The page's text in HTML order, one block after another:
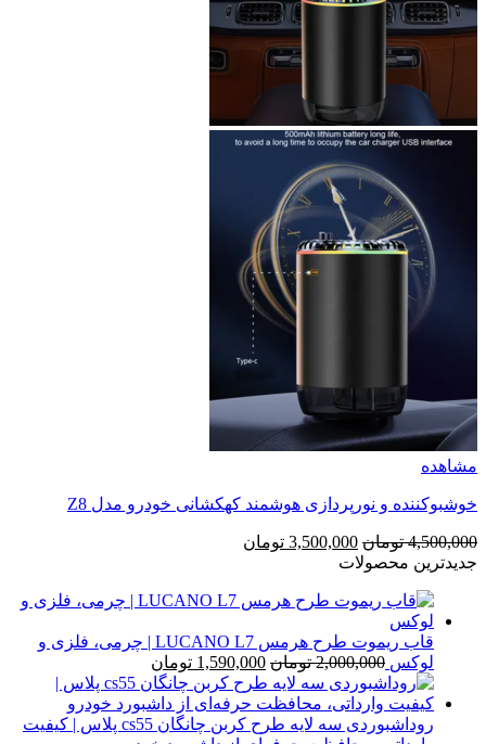
مشاهده
خوشبوکننده و نورپردازی هوشمند کهکشانی خودرو مدل Z8
4,500,000 تومان قیمت
اصلی
بود.
3,500,000 تومان
است.
جدیدترین محصولات
قاب ریموت طرح هرمس LUCANO L7 | چرمی، فلزی و
لوکس 2,000,000 تومان قیمت
اصلی
2,000,000 تومان
بود.
1,590,000 تومان
فعلی
1,590,000 تومان
است.روداشبوردی سه‌ لایه طرح کربن چانگان cs55 پلاس | کیفیت